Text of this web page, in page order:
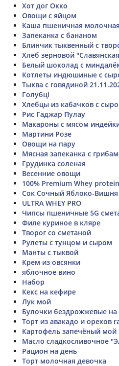
Хот дог Окко
Овощи с яйцом
Каша пшеничная молочная
Запеканка с бананом
Блинчик тыквенный с
Хлеб зерновой
Белый шоколад с
Котлеты индюшиные с
Тыква с говядиной
Голубці
Хлебцы из кабачков с
Рис Гаджар Пулау
Макароны с мясом
Мартини Розе
Овощи на пару
Мясная запеканка с
Грудинка соленая
Весенние овощи
100% Premium Whey protein
Сок Сочный Яблоко-
ULTRA WHEY PRO
Чипсы пшеничные 5G
Филе куриное в кляре
Творог со сметаной
Рулеты с тунцом и сыром
Манты с тыквой
Крем из овсянки
яблочное вино
Набор
Кекс на кефире
Лук мой
Булочки бездрожжевые
Торт из авакадо и орехов
Картофель запечёный мой
Масло сладкосливочное
Рацион на день
Торт молочная девочка